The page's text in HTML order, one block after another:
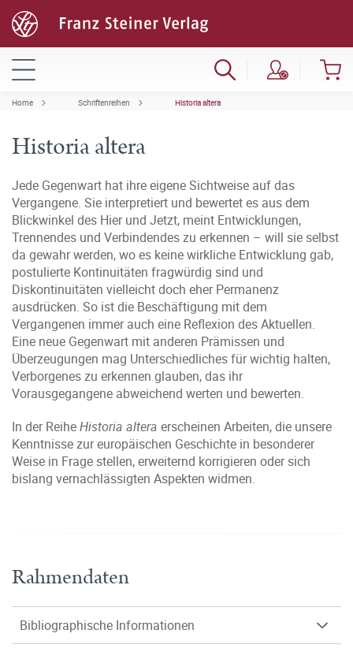
Home Schriftenreihen Historia altera
Historia altera
Jede Gegenwart hat ihre eigene Sichtweise auf das
Vergangene. Sie interpretiert und bewertet es aus dem
Blickwinkel des Hier und Jetzt, meint Entwicklungen,
Trennendes und Verbindendes zu erkennen – will sie selbst
da gewahr werden, wo es keine wirkliche Entwicklung gab,
postulierte Kontinuitäten fragwürdig sind und
Diskontinuitäten vielleicht doch eher Permanenz
ausdrücken. So ist die Beschäftigung mit dem
Vergangenen immer auch eine Reflexion des Aktuellen.
Eine neue Gegenwart mit anderen Prämissen und
Überzeugungen mag Unterschiedliches für wichtig halten,
Verborgenes zu erkennen glauben, das ihr
Vorausgegangene abweichend werten und bewerten.
In der ReiheHistoria altera erscheinen Arbeiten, die unsere
Kenntnisse zur europäischen Geschichte in besonderer
Weise in Frage stellen, erweiternd korrigieren oder sich
bislang vernachlässigten Aspekten widmen.
Rahmendaten
Bibliographische Informationen